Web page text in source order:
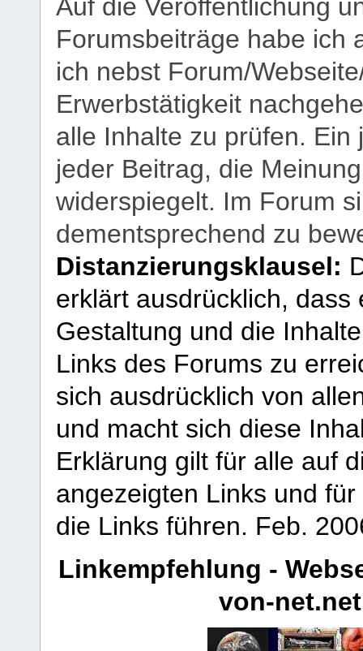
Auf die Veröffentlichung
Forumsbeiträge habe ich
ich nebst Forum/
Erwerbstätigkeit
alle Inhalte zu prüfen.
jeder Beitrag, die
widerspiegelt. Im Forum
dementsprechend zu
Distanzierungsklausel:
erklärt ausdrücklich,
Gestaltung und die
Links des Forums zu
sich ausdrücklich von
und macht sich diese
Erklärung gilt für alle auf
angezeigten Links und
die Links führen. Feb.
Linkempfehlung -
von-net.net